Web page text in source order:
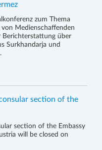
zum Thema
Medienschaffenden
Berichterstattung über
Surkhandarja und
section of the
section of the Embassy
will be closed on